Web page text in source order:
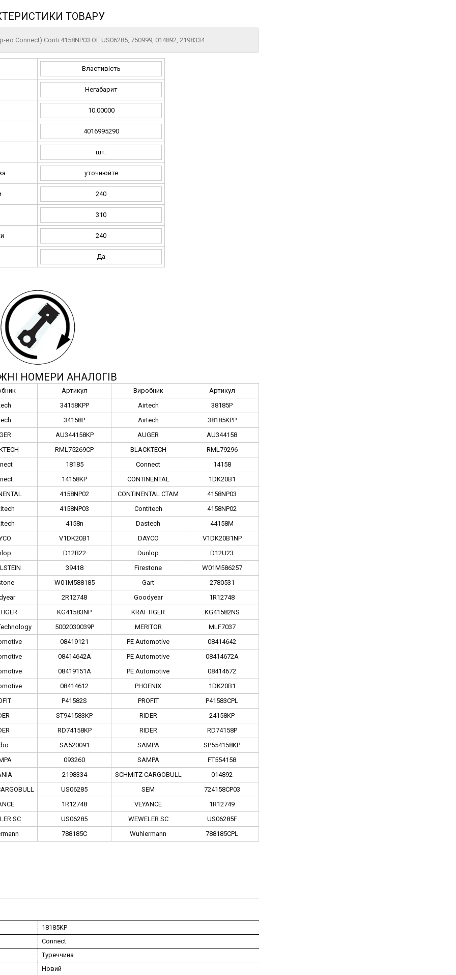
ТОВАРУ
Connect) Conti 4158NP03 OE US06285, 750999, 014892, 2198334
Властивість
Негабарит
10.00000
4016995290
шт.
уточнюйте
240
310
240
Да
НОМЕРИ АНАЛОГІВ
Артикул Виробник
Артикул
34158KPP Airtech
38185P
34158P Airtech
38185KPP
AU344158KP AUGER
AU344158
RML75269CP BLACKTECH
RML79296
18185 Connect
14158
14158KP CONTINENTAL
1DK20B1
4158NP02 CONTINENTAL CTAM
4158NP03
4158NP03 Contitech
4158NP02
4158n Dastech
44158M
V1DK20B1 DAYCO
V1DK20B1NP
D12B22 Dunlop
D12U23
39418 Firestone
W01M586257
W01M588185 Gart
2780531
2R12748 Goodyear
1R12748
KG41583NP KRAFTIGER
KG41582NS
5002030039P MERITOR
MLF7037
08419121 PE Automotive
08414642
08414642A PE Automotive
08414672A
08419151A PE Automotive
08414672
08414612 PHOENIX
1DK20B1
P41582S PROFIT
P41583CPL
ST941583KP RIDER
24158KP
RD74158KP RIDER
RD74158P
SA520091 SAMPA
SP554158KP
093260 SAMPA
FT554158
2198334 SCHMITZ CARGOBULL
014892
US06285 SEM
724158CP03
1R12748 VEYANCE
1R12749
SC
US06285 WEWELER SC
US06285F
788185C Wuhlermann 788185CPL
18185KP
Connect
Туреччина
Новий